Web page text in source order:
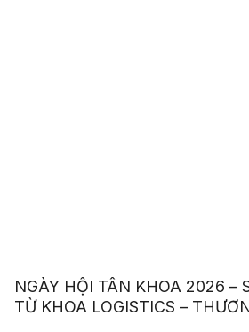
NGÀY HỘI TÂN KHOA 2026 –
TỪ KHOA LOGISTICS –